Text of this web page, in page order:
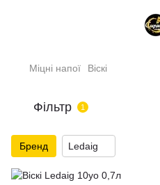
Міцні напої Віскі
Фільтр 1
Бренд Ledaig